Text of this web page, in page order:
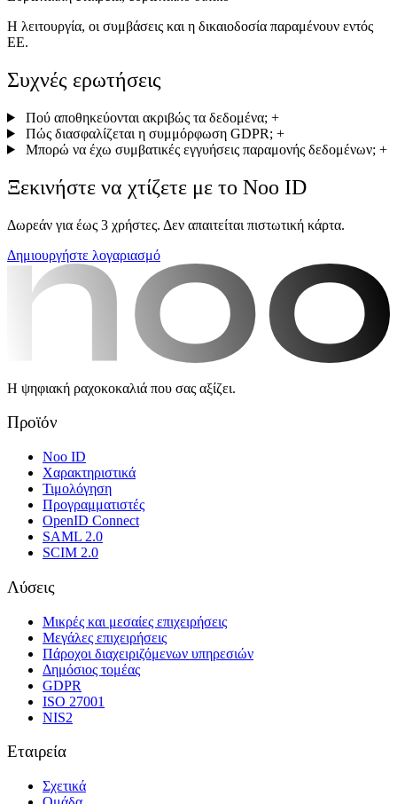
Η λειτουργία, οι συμβάσεις και η δικαιοδοσία παραμένουν εντός
ΕΕ.
Συχνές ερωτήσεις
Πού αποθηκεύονται ακριβώς τα δεδομένα; +
Πώς διασφαλίζεται η συμμόρφωση GDPR; +
Μπορώ να έχω συμβατικές εγγυήσεις παραμονής δεδομένων; +
Ξεκινήστε να χτίζετε με το Noo ID
Δωρεάν για έως 3 χρήστες. Δεν απαιτείται πιστωτική κάρτα.
Δημιουργήστε λογαριασμό
Η ψηφιακή ραχοκοκαλιά που σας αξίζει.
Προϊόν
Noo ID
Χαρακτηριστικά
Τιμολόγηση
Προγραμματιστές
OpenID Connect
SAML 2.0
SCIM 2.0
Λύσεις
Μικρές και μεσαίες επιχειρήσεις
Μεγάλες επιχειρήσεις
Πάροχοι διαχειριζόμενων υπηρεσιών
Δημόσιος τομέας
GDPR
ISO 27001
NIS2
Εταιρεία
Σχετικά